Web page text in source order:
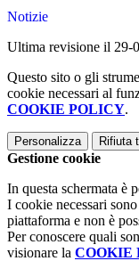
Notizie
Ultima revisione il 29-
Questo sito o gli
cookie necessari al
COOKIE POLICY.
Personalizza Rifiuta
Gestione cookie
In questa schermata è
I cookie necessari
piattaforma e non è
Per conoscere quali
visionare la COOKIE